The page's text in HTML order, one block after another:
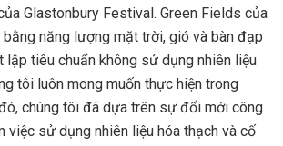
Glastonbury Festival. Green Fields của
năng lượng mặt trời, gió và bàn đạp
lập tiêu chuẩn không sử dụng nhiên liệu
tôi luôn mong muốn thực hiện trong
chúng tôi đã dựa trên sự đổi mới công
việc sử dụng nhiên liệu hóa thạch và cố